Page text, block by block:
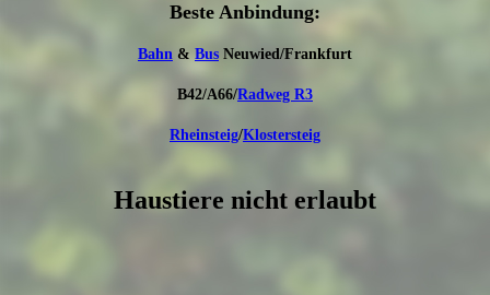
Beste An­bindung:
Bahn & Bus Neuwied/Frankfurt
B42/A66/Radweg R3
Rheinsteig/Klostersteig
Haustiere nicht erlaubt